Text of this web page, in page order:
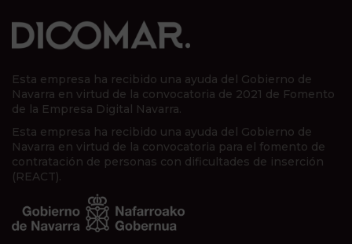
Esta empresa ha recibido una ayuda del Gobierno de
Navarra en virtud de la convocatoria de 2021 de Fomento
de la Empresa Digital Navarra.
Esta empresa ha recibido una ayuda del Gobierno de
Navarra en virtud de la convocatoria para el fomento de
contratación de personas con dificultades de inserción
(REACT).